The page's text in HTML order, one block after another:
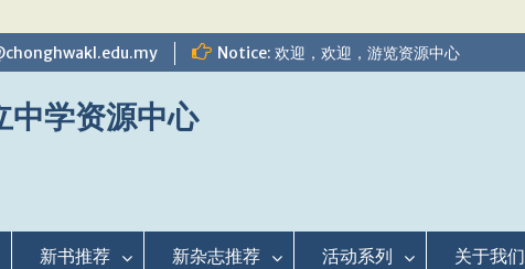
Notice: 欢迎，欢迎，游览资源中心
中学资源中心
新书推荐 新杂志推荐 活动系列 关于我们